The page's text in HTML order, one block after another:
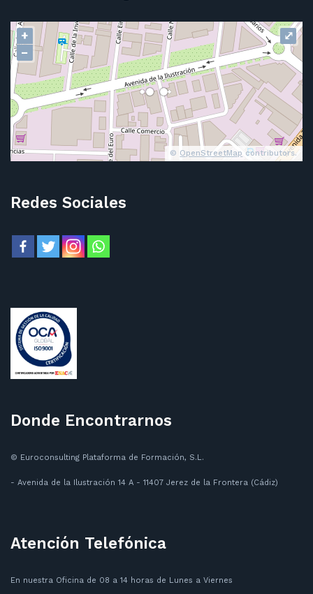
+
−
© OpenStreetMap contributors.
⤢
Redes Sociales
Donde Encontrarnos
© Euroconsulting Plataforma de Formación, S.L.
- Avenida de la Ilustración 14 A - 11407 Jerez de la Frontera (Cádiz)
Atención Telefónica
En nuestra Oficina de 08 a 14 horas de Lunes a Viernes